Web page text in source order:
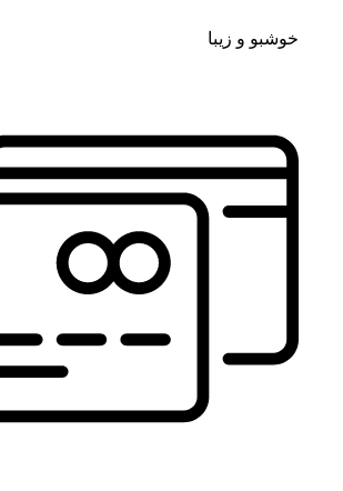
خوشبو و زیبا